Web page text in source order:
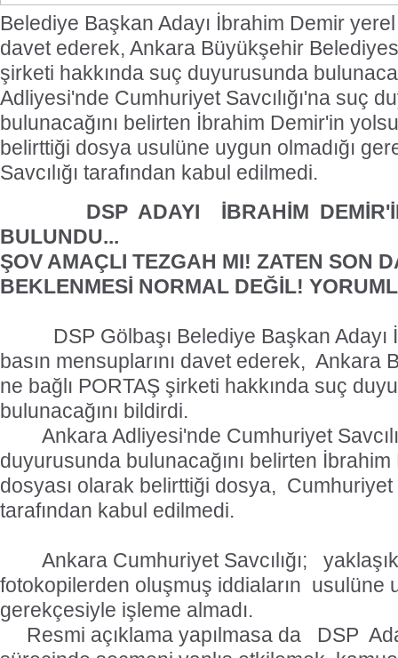
Belediye Başkan Adayı İbrahim Demir yerel
davet ederek, Ankara Büyükşehir
şirketi hakkında suç duyurusunda
Adliyesi'nde Cumhuriyet Savcılığı'na suç
bulunacağını belirten İbrahim Demir'in
belirttiği dosya usulüne uygun olmadığı
Savcılığı tarafından kabul edilmedi.
DSP ADAYI İBRAHİM DEMİR'İN
BULUNDU...
ŞOV AMAÇLI TEZGAH MI! ZATEN SON
BEKLENMESİ NORMAL DEĞİL!
DSP Gölbaşı Belediye Başkan Adayı
basın mensuplarını davet ederek, Ankara
ne bağlı PORTAŞ şirketi hakkında suç
bulunacağını bildirdi.
Ankara Adliyesi'nde Cumhuriyet
duyurusunda bulunacağını belirten
dosyası olarak belirttiği dosya, Cumhuriyet
tarafından kabul edilmedi.
Ankara Cumhuriyet Savcılığı; yaklaşık
fotokopilerden oluşmuş iddiaların usulüne
gerekçesiyle işleme almadı.
Resmi açıklama yapılmasa da DSP